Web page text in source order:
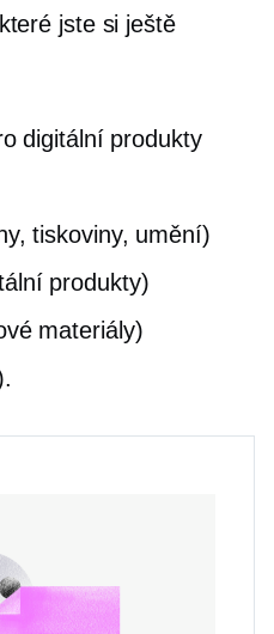
jste si ještě
digitální produkty
tiskoviny, umění)
produkty)
materiály)